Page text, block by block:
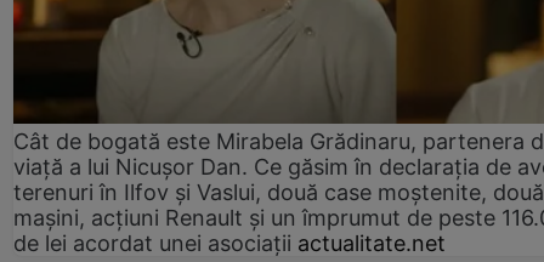
Cât de bogată este Mirabela Grădinaru, partenera
viață a lui Nicușor Dan. Ce găsim în declarația de
terenuri în Ilfov și Vaslui, două case moștenite, două
mașini, acțiuni Renault și un împrumut de peste
de lei acordat unei asociații actualitate.net